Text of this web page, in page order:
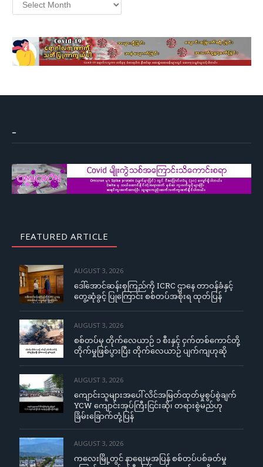
–
FEATURED ARTICLE
AUGUST 3, 2026
ဒေါ်အောင်ဆန်းစုကြည်ကို ICRC ဌာနေ တာဝန်ခံနှင့်
တွေ့ဆုံခွင့် ပြုကြောင်း စစ်တပ်အစိုးရ ထုတ်ပြန်
AUGUST 3, 2026
စစ်တပ်မှ တိုက်လေယာဉ် ၁ စီးနှင့် ငှက်တစ်ကောင်တို့
တိုက်မှုဖြစ်ပွားပြီး တိုက်လေယာဉ် ပျက်ကျဟုဆို
AUGUST 3, 2026
ကျောင်းသူများအပေါ် လိင်အမြတ်ထုတ်မှုစွပ်စွဲချက်
YCW ကျောင်းအုပ်ကြီးငြင်းဆို၊ တရားစွဲမည်ဟု
ခြိမ်းခြောက်တုံ့ပြန်
AUGUST 3, 2026
ကလေးမြို့တွင် နာရေးမှအပြန် စစ်တပ်ပစ်ခတ်မှု